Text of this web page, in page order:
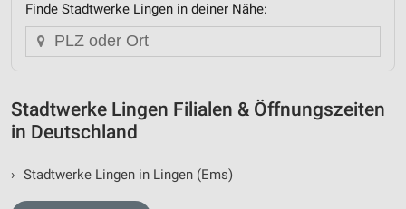
Finde Stadtwerke Lingen in deiner Nähe:
Stadtwerke Lingen Filialen & Öffnungszeiten
in Deutschland
› Stadtwerke Lingen in Lingen (Ems)